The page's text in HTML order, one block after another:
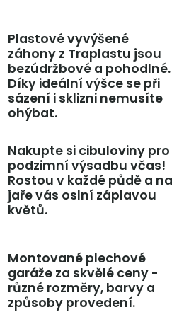
Plastové vyvýšené
záhony z Traplastu jsou
bezúdržbové a pohodlné.
Díky ideální výšce se při
sázení i sklizni nemusíte
ohýbat.
Nakupte si cibuloviny pro
podzimní výsadbu včas!
Rostou v každé půdě a na
jaře vás oslní záplavou
květů.
Montované plechové
garáže za skvělé ceny -
různé rozměry, barvy a
způsoby provedení.